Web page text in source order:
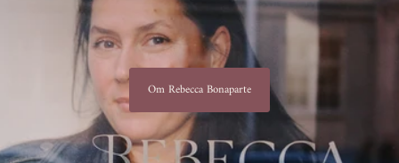
Om Rebecca Bonaparte